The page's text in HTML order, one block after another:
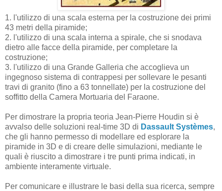
1. l'utilizzo di una scala esterna per la costruzione dei primi
43 metri della piramide;
2. l'utilizzo di una scala interna a spirale, che si snodava
dietro alle facce della piramide, per completare la
costruzione;
3. l'utilizzo di una Grande Galleria che accoglieva un
ingegnoso sistema di contrappesi per sollevare le pesanti
travi di granito (fino a 63 tonnellate) per la costruzione del
soffitto della Camera Mortuaria del Faraone.
Per dimostrare la propria teoria Jean-Pierre Houdin si è
avvalso delle soluzioni real-time 3D di Dassault Systèmes,
che gli hanno permesso di modellare ed esplorare la
piramide in 3D e di creare delle simulazioni, mediante le
quali è riuscito a dimostrare i tre punti prima indicati, in
ambiente interamente virtuale.
Per comunicare e illustrare le basi della sua ricerca, sempre